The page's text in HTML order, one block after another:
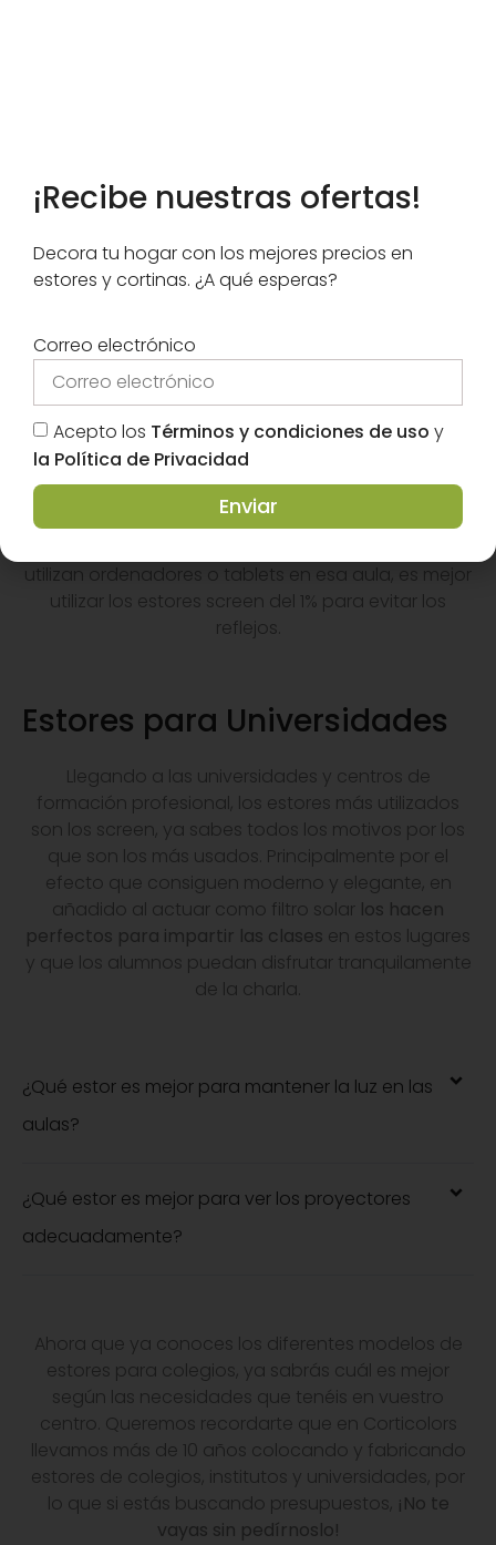
Estores para Colegios o
Institutos
En los colegios e institutos tampoco tenemos un
claro ganador, aunque debido a la decoración de
estos centrossuelen ganar protagonismo
losestores enrollables screen.
Dentro de estos sabes que hay varios tipos
dependiendo del tamaño del poro del tejido, para
estas situaciones se recomiendan los del 5% y los
utilizan ordenadores o tablets en esa aula, es mejor
utilizar los estores screen del 1% para evitar los
reflejos.
Estores para Universidades
Llegando a las universidades y centros de
formación profesional, los estores más utilizados
son los screen, ya sabes todos los motivos por los
que son los más usados. Principalmente por el
efecto que consiguen moderno y elegante, en
añadido al actuar como filtro solar los hacen
perfectos para impartir las clases en estos lugares
y que los alumnos puedan disfrutar tranquilamente
de la charla.
¿Qué estor es mejor para mantener la luz en las
aulas?
¿Qué estor es mejor para ver los proyectores
adecuadamente?
Ahora que ya conoces los diferentes modelos de
estores para colegios, ya sabrás cuál es mejor
según las necesidades que tenéis en vuestro
centro. Queremos recordarte que en Corticolors
llevamos más de 10 años colocando y fabricando
estores de colegios, institutos y universidades, por
lo que si estás buscando presupuestos, ¡No te
vayas sin pedírnoslo!
¡Recibe nuestras ofertas!
Decora tu hogar con los mejores precios en
estores y cortinas. ¿A qué esperas?
Correo electrónico
Acepto los Términos y condiciones de uso y
la Política de Privacidad
Enviar